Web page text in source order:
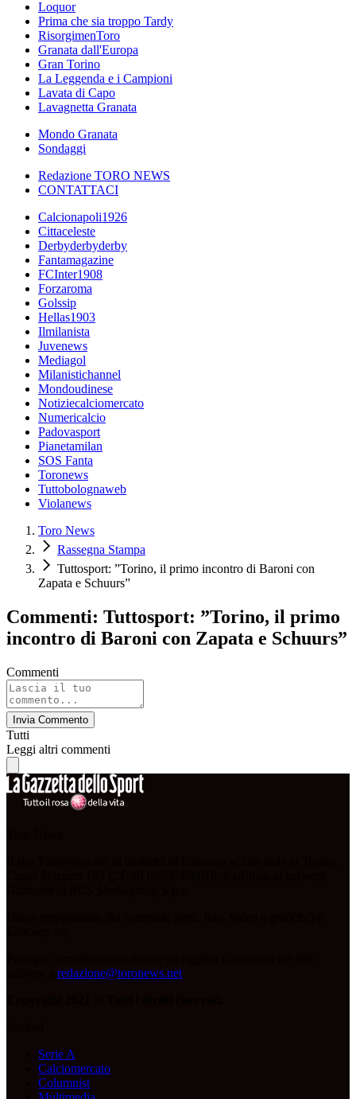
Loquor
Prima che sia troppo Tardy
RisorgimenToro
Granata dall'Europa
Gran Torino
La Leggenda e i Campioni
Lavata di Capo
Lavagnetta Granata
Mondo Granata
Sondaggi
Redazione TORO NEWS
CONTATTACI
Calcionapoli1926
Cittaceleste
Derbyderbyderby
Fantamagazine
FCInter1908
Forzaroma
Golssip
Hellas1903
Ilmilanista
Juvenews
Mediagol
Milanistichannel
Mondoudinese
Notiziecalciomercato
Numericalcio
Padovasport
Pianetamilan
SOS Fanta
Toronews
Tuttobolognaweb
Violanews
Toro News
Rassegna Stampa
Tuttosport: ”Torino, il primo incontro di Baroni con
Zapata e Schuurs”
Commenti: Tuttosport: ”Torino, il primo
incontro di Baroni con Zapata e Schuurs”
Commenti
Invia Commento
Tutti
Leggi altri commenti
redazione@toronews.net
Serie A
Calciomercato
Columnist